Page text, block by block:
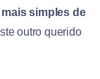
simples de
outro querido